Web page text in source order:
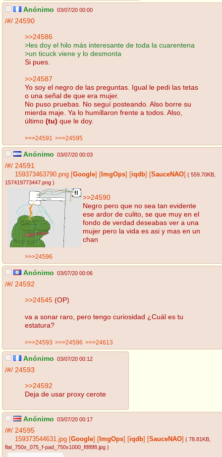
Anónimo 03/07/20 00:00
/#/ 24590
>>24586
>les doy el hilo más interesante de toda la cuarentena
>un ticuck viene y lo desmonta
Si pues.
>>24587
Yo soy el negro de las preguntas. Igual le pedi las tetas
o una señal de que era mujer.
No puso pruebas. No seguí posteando. Also borre su
mierda maje. Ya lo humillaron frente a todos. Also,
último (tu) que le doy.
>>>24591 >>>24595
Anónimo 03/07/20 00:03
/#/ 24591
159373463790.png Google ImgOps iqdb SauceNAO ( 559.70KB
157419773447.png )
>>24590
Negro pero que no sea tan evidente
ese ardor de culito, se que muy en el
fondo de verdad deseabas ver a una
mujer pero la vida es asi y mas en un
chan
>>>24596
Anónimo 03/07/20 00:06
/#/ 24592
>>24545 (OP)
va a sonar raro, pero tengo curiosidad ¿Cuál es tu
estatura?
>>>24593 >>>24596 >>>24613
Anónimo 03/07/20 00:12
/#/ 24593
>>24592
Deja de usar proxy cerote
Anónimo 03/07/20 00:17
/#/ 24595
159373544631.jpg Google ImgOps iqdb SauceNAO ( 78.81KB
flat_750x_075_f-pad_750x1000_f8f8f8.jpg )